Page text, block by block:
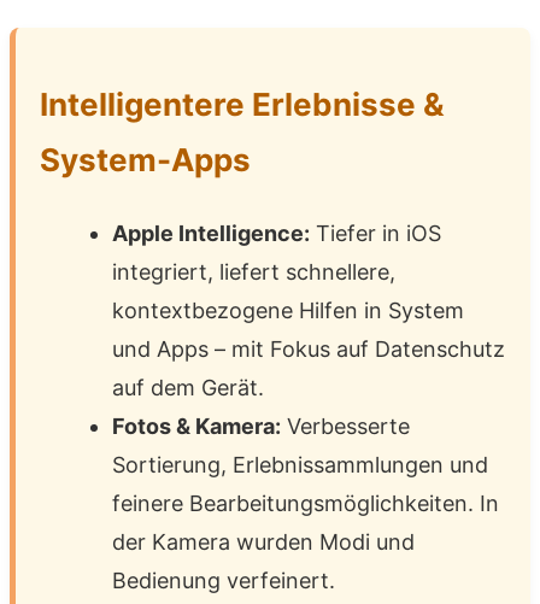
Intelligentere Erlebnisse &
System-Apps
Apple Intelligence: Tiefer in iOS
integriert, liefert schnellere,
kontextbezogene Hilfen in System
und Apps – mit Fokus auf Datenschutz
auf dem Gerät.
Fotos & Kamera: Verbesserte
Sortierung, Erlebnissammlungen und
feinere Bearbeitungsmöglichkeiten. In
der Kamera wurden Modi und
Bedienung verfeinert.